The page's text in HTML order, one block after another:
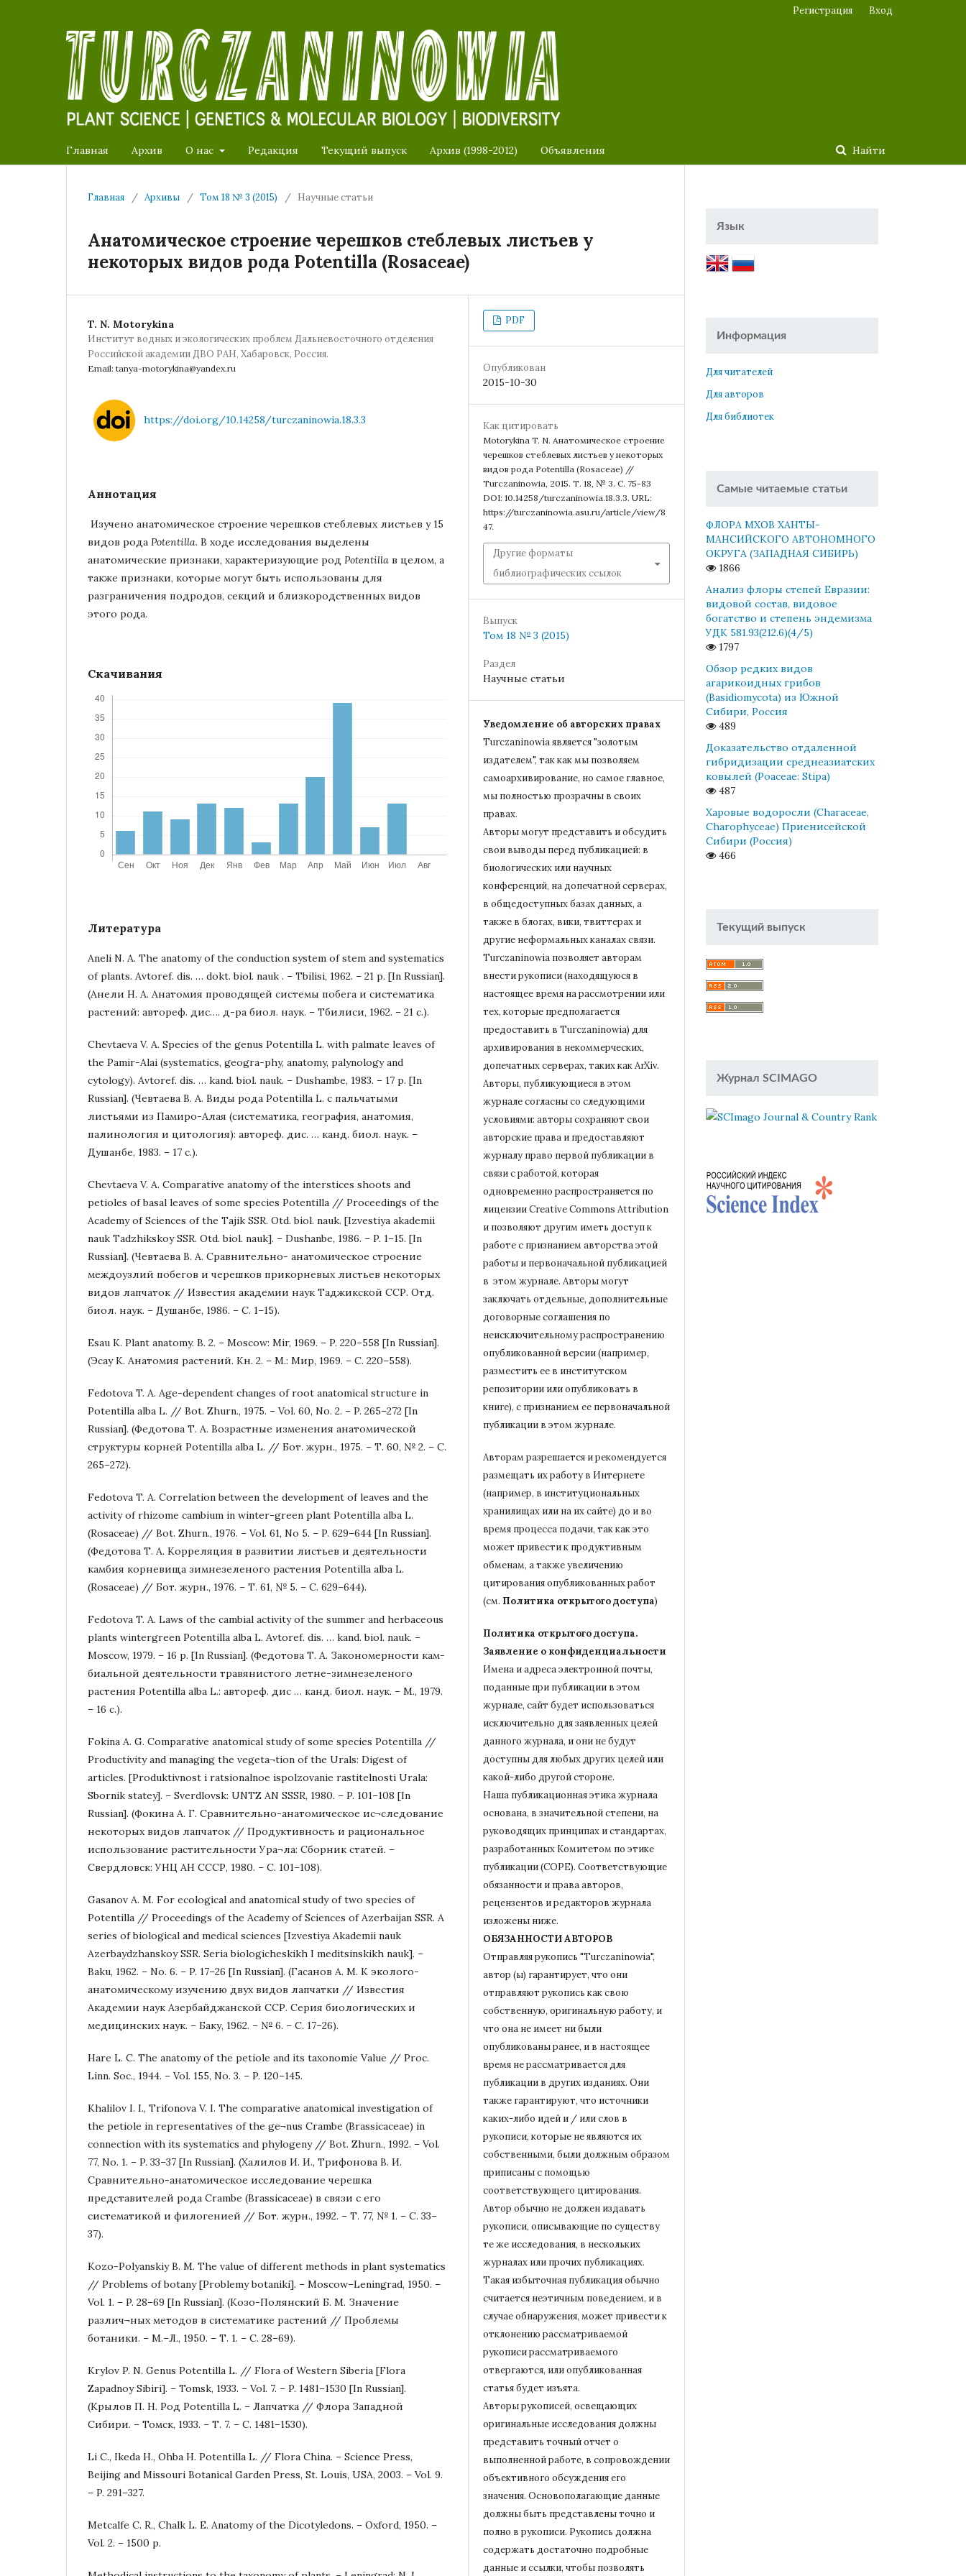
Главная Архив О нас Редакция Текущий выпуск Архив (1998-2012) Объявления Найти
Регистрация Вход
Главная / Архивы / Том 18 № 3 (2015) / Научные статьи
Анатомическое строение черешков стеблевых листьев у
некоторых видов рода Potentilla (Rosaceae)
T. N. Motorykina
Институт водных и экологических проблем Дальневосточного отделения
Российской академии ДВО РАН, Хабаровск, Россия.
Email: tanya-motorykina@yandex.ru
https://doi.org/10.14258/turczaninowia.18.3.3
Аннотация
Изучено анатомическое строение черешков стеблевых листьев у 15
видов рода Potentilla. В ходе исследования выделены
анатомические признаки, характеризующие род Potentilla в целом, а
также признаки, которые могут быть использованы для
разграничения подродов, секций и близкородственных видов
этого рода.
Скачивания
Литература
Aneli N. A. The anatomy of the conduction system of stem and systematics
of plants. Avtoref. dis. … dokt. biol. nauk . – Tbilisi, 1962. – 21 p. [In Russian].
(Анели Н. А. Анатомия проводящей системы побега и систематика
растений: автореф. дис…. д-ра биол. наук. – Тбилиси, 1962. – 21 с.).
Chevtaeva V. A. Species of the genus Potentilla L. with palmate leaves of
the Pamir-Alai (systematics, geogra-phy, anatomy, palynology and
cytology). Avtoref. dis. … kand. biol. nauk. – Dushambe, 1983. – 17 p. [In
Russian]. (Чевтаева В. А. Виды рода Potentilla L. с пальчатыми
листьями из Памиро-Алая (систематика, география, анатомия,
палинология и цитология): автореф. дис. … канд. биол. наук. –
Душанбе, 1983. – 17 с.).
Chevtaeva V. A. Comparative anatomy of the interstices shoots and
petioles of basal leaves of some species Potentilla // Proceedings of the
Academy of Sciences of the Tajik SSR. Otd. biol. nauk. [Izvestiya akademii
nauk Tadzhikskoy SSR. Otd. biol. nauk]. – Dushanbe, 1986. – P. 1–15. [In
Russian]. (Чевтаева В. А. Сравнительно- анатомическое строение
междоузлий побегов и черешков прикорневых листьев некоторых
видов лапчаток // Известия академии наук Таджикской ССР. Отд.
биол. наук. – Душанбе, 1986. – С. 1–15).
Esau K. Plant anatomy. B. 2. – Moscow: Mir, 1969. – P. 220–558 [In Russian].
(Эсау К. Анатомия растений. Кн. 2. – М.: Мир, 1969. – С. 220–558).
Fedotova T. A. Age-dependent changes of root anatomical structure in
Potentilla alba L. // Bot. Zhurn., 1975. – Vol. 60, Nо. 2. – P. 265–272 [In
Russian]. (Федотова Т. А. Возрастные изменения анатомической
структуры корней Potentilla alba L. // Бот. журн., 1975. – Т. 60, № 2. – С.
265–272).
Fedotova T. A. Correlation between the development of leaves and the
activity of rhizome cambium in winter-green plant Potentilla alba L.
(Rosaceae) // Bot. Zhurn., 1976. – Vol. 61, Nо 5. – P. 629–644 [In Russian].
(Федотова Т. А. Корреляция в развитии листьев и деятельности
камбия корневища зимнезеленого растения Potentilla alba L.
(Rosaceae) // Бот. журн., 1976. – Т. 61, № 5. – С. 629–644).
Fedotova T. A. Laws of the cambial activity of the summer and herbaceous
plants wintergreen Potentilla alba L. Avtoref. dis. … kand. biol. nauk. –
Moscow, 1979. – 16 p. [In Russian]. (Федотова Т. А. Закономерности кам-
биальной деятельности травянистого летне-зимнезеленого
растения Potentilla alba L.: автореф. дис … канд. биол. наук. – М., 1979.
– 16 с.).
Fokina A. G. Comparative anatomical study of some species Potentilla //
Productivity and managing the vegeta¬tion of the Urals: Digest of
articles. [Produktivnost i ratsionalnoe ispolzovanie rastitelnosti Urala:
Sbornik statey]. – Sverdlovsk: UNTZ AN SSSR, 1980. – P. 101–108 [In
Russian]. (Фокина А. Г. Сравнительно-анатомическое ис¬следование
некоторых видов лапчаток // Продуктивность и рациональное
использование растительности Ура¬ла: Сборник статей. –
Свердловск: УНЦ АН СССР, 1980. – С. 101–108).
Gasanov A. M. For ecological and anatomical study of two species of
Potentilla // Proceedings of the Academy of Sciences of Azerbaijan SSR. A
series of biological and medical sciences [Izvestiya Akademii nauk
Azerbaydzhanskoy SSR. Seria biologicheskikh I meditsinskikh nauk]. –
Baku, 1962. – No. 6. – P. 17–26 [In Russian]. (Гасанов А. М. К эколого-
анатомическому изучению двух видов лапчатки // Известия
Академии наук Азербайджанской ССР. Серия биологических и
медицинских наук. – Баку, 1962. – № 6. – С. 17–26).
Hare L. C. The anatomy of the petiole and its taxonomie Value // Proc.
Linn. Soc., 1944. – Vol. 155, No. 3. – P. 120–145.
Khalilov I. I., Trifonova V. I. The comparative anatomical investigation of
the petiole in representatives of the ge¬nus Crambe (Brassicaceae) in
connection with its systematics and phylogeny // Bot. Zhurn., 1992. – Vol.
77, Nо. 1. – P. 33–37 [In Russian]. (Халилов И. И., Трифонова В. И.
Сравнительно-анатомическое исследование черешка
представителей рода Crambe (Brassicaceae) в связи с его
систематикой и филогенией // Бот. журн., 1992. – Т. 77, № 1. – С. 33–
37).
Kozo-Polyanskiy B. M. The value of different methods in plant systematics
// Problems of botany [Problemy botaniki]. – Moscow–Leningrad, 1950. –
Vol. 1. – P. 28–69 [In Russian]. (Козо-Полянский Б. М. Значение
различ¬ных методов в систематике растений // Проблемы
ботаники. – М.–Л., 1950. – Т. 1. – С. 28–69).
Krylov P. N. Genus Potentilla L. // Flora of Western Siberia [Flora
Zapadnoy Sibiri]. – Tomsk, 1933. – Vol. 7. – P. 1481–1530 [In Russian].
(Крылов П. Н. Род Potentilla L. – Лапчатка // Флора Западной
Сибири. – Томск, 1933. – Т. 7. – С. 1481–1530).
Li C., Ikeda H., Ohba H. Potentilla L. // Flora China. – Science Press,
Beijing and Missouri Botanical Garden Press, St. Louis, USA, 2003. – Vol. 9.
– P. 291–327.
Metcalfe C. R., Chalk L. E. Anatomy of the Dicotyledons. – Oxford, 1950. –
Vol. 2. – 1500 p.
PDF
Опубликован
2015-10-30
Как цитировать
Motorykina T. N. Анатомическое строение
черешков стеблевых листьев у некоторых
видов рода Potentilla (Rosaceae) //
Turczaninowia, 2015. Т. 18, № 3. С. 75-83
DOI: 10.14258/turczaninowia.18.3.3. URL:
https://turczaninowia.asu.ru/article/view/8
47.
Другие форматы
библиографических ссылок
Выпуск
Том 18 № 3 (2015)
Раздел
Научные статьи
Уведомление об авторских правах
Turczaninowiа является "золотым
издателем", так как мы позволяем
самоархивирование, но самое главное,
мы полностью прозрачны в своих
правах.
Авторы могут представить и обсудить
свои выводы перед публикацией: в
биологических или научных
конференций, на допечатной серверах,
в общедоступных базах данных, а
также в блогах, вики, твиттерах и
другие неформальных каналах связи.
Turczaninowiа позволяет авторам
внести рукописи (находящуюся в
настоящее время на рассмотрении или
тех, которые предполагается
предоставить в Turczaninowia) для
архивирования в некоммерческих,
допечатных серверах, таких как ArXiv.
Авторы, публикующиеся в этом
журнале согласны со следующими
условиями: авторы сохраняют свои
авторские права и предоставляют
журналу право первой публикации в
связи с работой, которая
одновременно распространяется по
лицензии Creative Commons Attribution
и позволяют другим иметь доступ к
работе с признанием авторства этой
работы и первоначальной публикацией
в этом журнале. Авторы могут
заключать отдельные, дополнительные
договорные соглашения по
неисключительному распространению
опубликованной версии (например,
разместить ее в институтском
репозитории или опубликовать в
книге), с признанием ее первоначальной
публикации в этом журнале.
Авторам разрешается и рекомендуется
размещать их работу в Интернете
(например, в институциональных
хранилищах или на их сайте) до и во
время процесса подачи, так как это
может привести к продуктивным
обменам, а также увеличению
цитирования опубликованных работ
(см. Политика открытого доступа)
Политика открытого доступа.
Заявление о конфиденциальности
Имена и адреса электронной почты,
поданные при публикации в этом
журнале, сайт будет использоваться
исключительно для заявленных целей
данного журнала, и они не будут
доступны для любых других целей или
какой-либо другой стороне.
Наша публикационная этика журнала
основана, в значительной степени, на
руководящих принципах и стандартах,
разработанных Комитетом по этике
публикации (COPE). Соответствующие
обязанности и права авторов,
рецензентов и редакторов журнала
изложены ниже.
ОБЯЗАННОСТИ АВТОРОВ
Отправляя рукопись "Turczaninowia",
автор (ы) гарантирует, что они
отправляют рукопись как свою
собственную, оригинальную работу, и
что она не имеет ни были
опубликованы ранее, и в настоящее
время не рассматривается для
публикации в других изданиях. Они
также гарантируют, что источники
каких-либо идей и / или слов в
рукописи, которые не являются их
собственными, были должным образом
приписаны с помощью
соответствующего цитирования.
Автор обычно не должен издавать
рукописи, описывающие по существу
те же исследования, в нескольких
журналах или прочих публикациях.
Такая избыточная публикация обычно
считается неэтичным поведением, и в
случае обнаружения, может привести к
отклонению рассматриваемой
рукописи рассматриваемого
отвергаются, или опубликованная
статья будет изъята.
Авторы рукописей, освещающих
оригинальные исследования должны
представить точный отчет о
выполненной работе, в сопровождении
объективного обсуждения его
значения. Основополагающие данные
должны быть представлены точно и
полно в рукописи. Рукопись должна
содержать достаточно подробные
данные и ссылки, чтобы позволять
Язык
Информация
Для читателей
Для авторов
Для библиотек
Самые читаемые статьи
ФЛОРА МХОВ ХАНТЫ-
МАНСИЙСКОГО АВТОНОМНОГО
ОКРУГА (ЗАПАДНАЯ СИБИРЬ)
1866
Анализ флоры степей Евразии:
видовой состав, видовое
богатство и степень эндемизма
УДК 581.93(212.6)(4/5)
1797
Обзор редких видов
агарикоидных грибов
(Basidiomycota) из Южной
Сибири, Россия
489
Доказательство отдаленной
гибридизации среднеазиатских
ковылей (Poaceae: Stipa)
487
Харовые водоросли (Characeae,
Charophyceae) Приенисейской
Сибири (Россия)
466
Текущий выпуск
Журнал SCIMAGO